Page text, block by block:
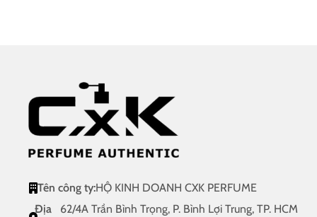
Tên công ty:HỘ KINH DOANH CXK PERFUME
Địa
62/4A Trần Bình Trọng, P. Bình Lợi Trung, TP. HCM